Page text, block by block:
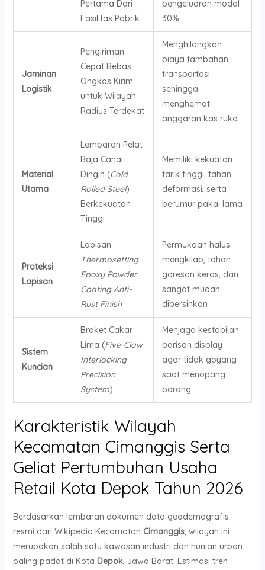
Pertama Dari
Fasilitas Pabrik
pengeluaran modal
30%
Jaminan
Logistik
Pengiriman
Cepat Bebas
Ongkos Kirim
untuk Wilayah
Radius Terdekat
Menghilangkan
biaya tambahan
transportasi
sehingga
menghemat
anggaran kas ruko
Material
Utama
Lembaran Pelat
Baja Canai
Dingin (Cold
Rolled Steel)
Berkekuatan
Tinggi
Memiliki kekuatan
tarik tinggi, tahan
deformasi, serta
berumur pakai lama
Proteksi
Lapisan
Lapisan
Thermosetting
Epoxy Powder
Coating Anti-
Rust Finish
Permukaan halus
mengkilap, tahan
goresan keras, dan
sangat mudah
dibersihkan
Sistem
Kuncian
Braket Cakar
Lima (Five-Claw
Interlocking
Precision
System)
Menjaga kestabilan
barisan display
agar tidak goyang
saat menopang
barang
Karakteristik Wilayah
Kecamatan Cimanggis Serta
Geliat Pertumbuhan Usaha
Retail Kota Depok Tahun 2026
Berdasarkan lembaran dokumen data geodemografis
resmi dari Wikipedia Kecamatan Cimanggis, wilayah ini
merupakan salah satu kawasan industri dan hunian urban
paling padat di Kota Depok, Jawa Barat. Estimasi tren